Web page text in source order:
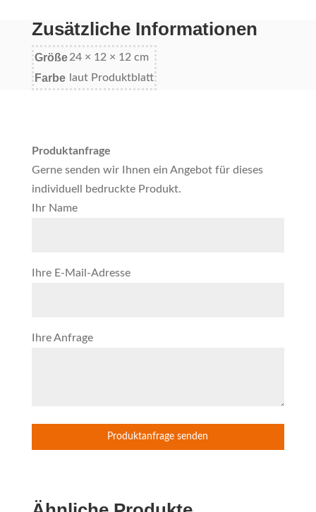
Zusätzliche Informationen
Größe 24 × 12 × 12 cm
Farbe laut Produktblatt
Produktanfrage
Gerne senden wir Ihnen ein Angebot für dieses
individuell bedruckte Produkt.
Ihr Name
Ihre E-Mail-Adresse
Ihre Anfrage